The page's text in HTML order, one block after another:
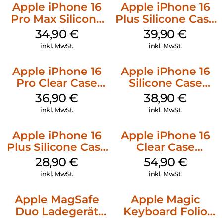
Apple iPhone 16
Pro Max Silicone
Case MagSafe
Denim
34,90 €
inkl. MwSt.
Apple iPhone 16
Plus Silicone Case
MagSafe Plum
39,90€
inkl. MwSt.
Apple iPhone 16
Pro Clear Case
MagSafe
Transparent
36,90€
inkl. MwSt.
Apple iPhone 16
Silicone Case
MagSafe
Ultramarine
38,90€
inkl. MwSt.
Apple iPhone 16
Plus Silicone Case
MagSafe Black
28,90€
inkl. MwSt.
Apple iPhone 16
Clear Case
MagSafe
Transparent
54,90 €
inkl. MwSt.
Apple MagSafe
Duo Ladegerät
Apple Magic
Keyboard Folio